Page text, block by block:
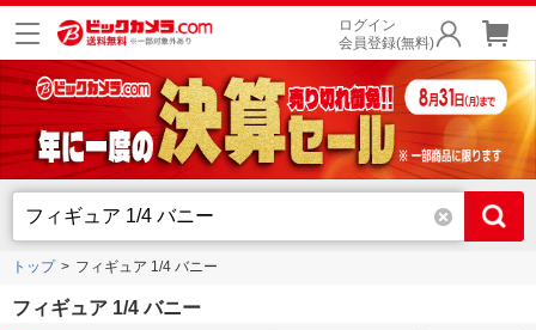
ログイン
会員登録(無料)
トップ フィギュア 1/4 バニー
フィギュア 1/4 バニー